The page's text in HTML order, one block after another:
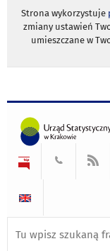
Strona wykorzystuje
zmiany ustawień
umieszczane w